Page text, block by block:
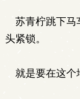
苏青柠跳下马
头紧锁。
就是要在这个